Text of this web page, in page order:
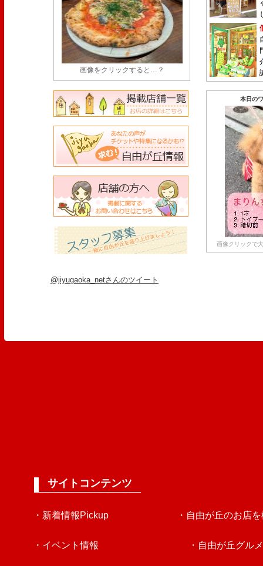
画像をクリックすると…？
本日の
画像クリックで
@jiyugaoka_netさんのツイート
サイトコンテンツ
・新着情報Pickup
・イベント情報
・自由が丘のお店
・自由が丘グルメ